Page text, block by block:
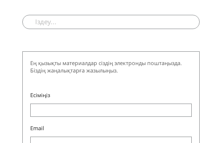
Ең қызықты материалдар сіздің электронды поштаңызда.
Біздің жаңалықтарға жазылыңыз.
Есіміңіз
Email